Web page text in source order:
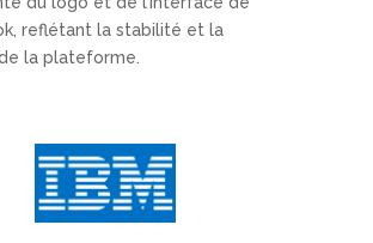
reflétant la stabilité et la
la plateforme.